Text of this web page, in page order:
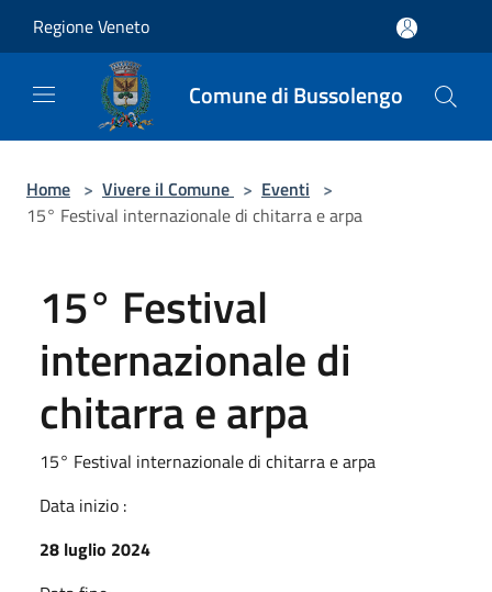
Regione Veneto
Comune di Bussolengo
Home > Vivere il Comune > Eventi >
15° Festival internazionale di chitarra e arpa
15° Festival
internazionale di
chitarra e arpa
15° Festival internazionale di chitarra e arpa
Data inizio :
28 luglio 2024